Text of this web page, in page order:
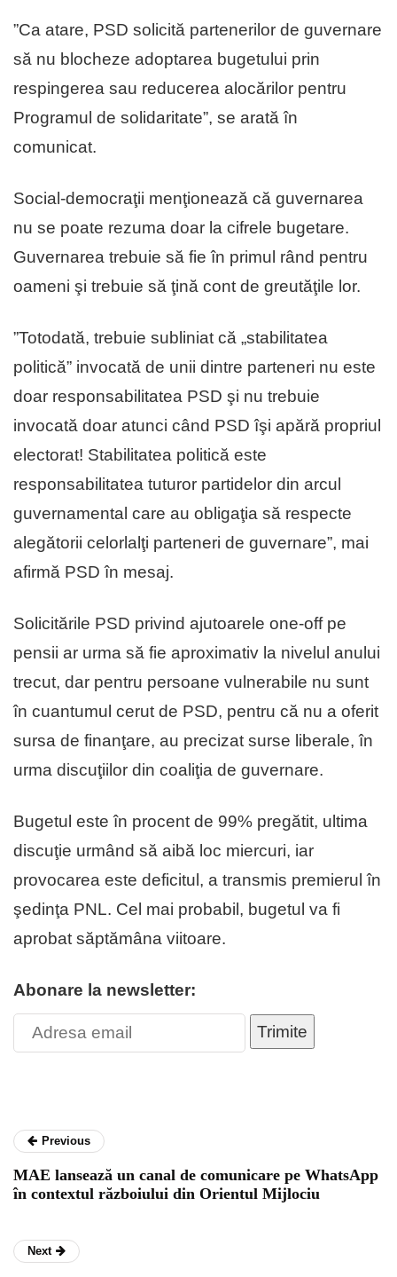
”Ca atare, PSD solicită partenerilor de guvernare
să nu blocheze adoptarea bugetului prin
respingerea sau reducerea alocărilor pentru
Programul de solidaritate”, se arată în
comunicat.
Social-democraţii menţionează că guvernarea
nu se poate rezuma doar la cifrele bugetare.
Guvernarea trebuie să fie în primul rând pentru
oameni şi trebuie să ţină cont de greutăţile lor.
”Totodată, trebuie subliniat că „stabilitatea
politică” invocată de unii dintre parteneri nu este
doar responsabilitatea PSD şi nu trebuie
invocată doar atunci când PSD îşi apără propriul
electorat! Stabilitatea politică este
responsabilitatea tuturor partidelor din arcul
guvernamental care au obligaţia să respecte
alegătorii celorlalţi parteneri de guvernare”, mai
afirmă PSD în mesaj.
Solicitările PSD privind ajutoarele one-off pe
pensii ar urma să fie aproximativ la nivelul anului
trecut, dar pentru persoane vulnerabile nu sunt
în cuantumul cerut de PSD, pentru că nu a oferit
sursa de finanţare, au precizat surse liberale, în
urma discuţiilor din coaliţia de guvernare.
Bugetul este în procent de 99% pregătit, ultima
discuţie urmând să aibă loc miercuri, iar
provocarea este deficitul, a transmis premierul în
şedinţa PNL. Cel mai probabil, bugetul va fi
aprobat săptămâna viitoare.
Abonare la newsletter:
Trimite
Previous
MAE lansează un canal de comunicare pe WhatsApp
în contextul războiului din Orientul Mijlociu
Next